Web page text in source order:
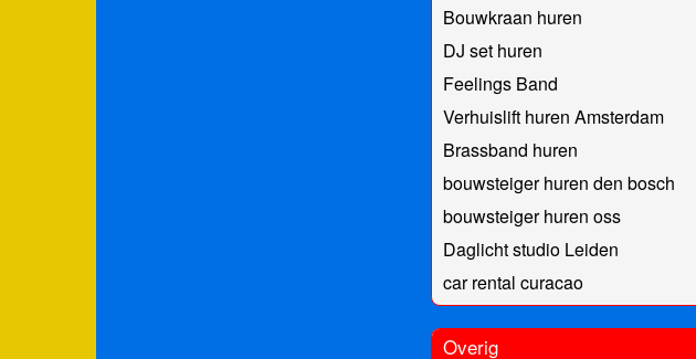
Bouwkraan huren
DJ set huren
Feelings Band
Verhuislift huren Amsterdam
Brassband huren
bouwsteiger huren den bosch
bouwsteiger huren oss
Daglicht studio Leiden
car rental curacao
Overig